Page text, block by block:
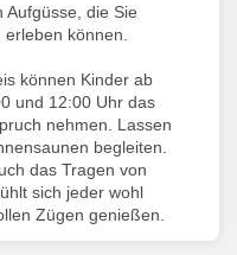
die Sie
können.
können Kinder ab
und 12:00 Uhr das
nehmen. Lassen
begleiten.
das Tragen von
sich jeder wohl
Zügen genießen.